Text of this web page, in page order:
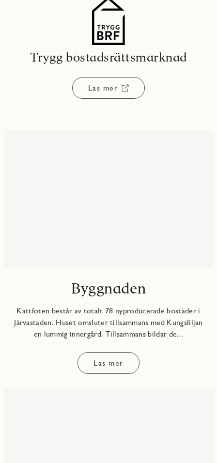
Trygg bostadsrättsmarknad
Läs mer
Byggnaden
Kattfoten består av totalt 78 nyproducerade bostäder i
Järvastaden. Huset omsluter tillsammans med Kungsliljan
en lummig innergård. Tillsammans bildar de...
Läs mer